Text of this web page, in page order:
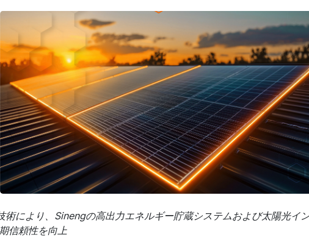
術により、Sinengの高出力エネルギー貯蔵システムおよび太陽光イ
信頼性を向上